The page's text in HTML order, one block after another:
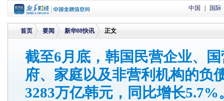
中国 国际
首页
>
要闻
>
新华08快讯
>
正文
截至6月底，韩国民营企业、
府、家庭以及非营利机构的负
3283万亿韩元，同比增长5.7%